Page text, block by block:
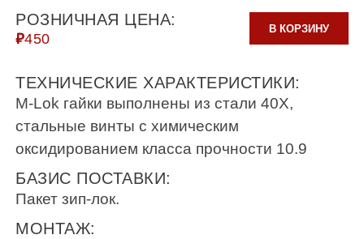
РОЗНИЧНАЯ ЦЕНА:
₽450
В КОРЗИНУ
ТЕХНИЧЕСКИЕ ХАРАКТЕРИСТИКИ:
M-Lok гайки выполнены из стали 40Х,
стальные винты с химическим
оксидированием класса прочности 10.9
БАЗИС ПОСТАВКИ:
Пакет зип-лок.
МОНТАЖ: